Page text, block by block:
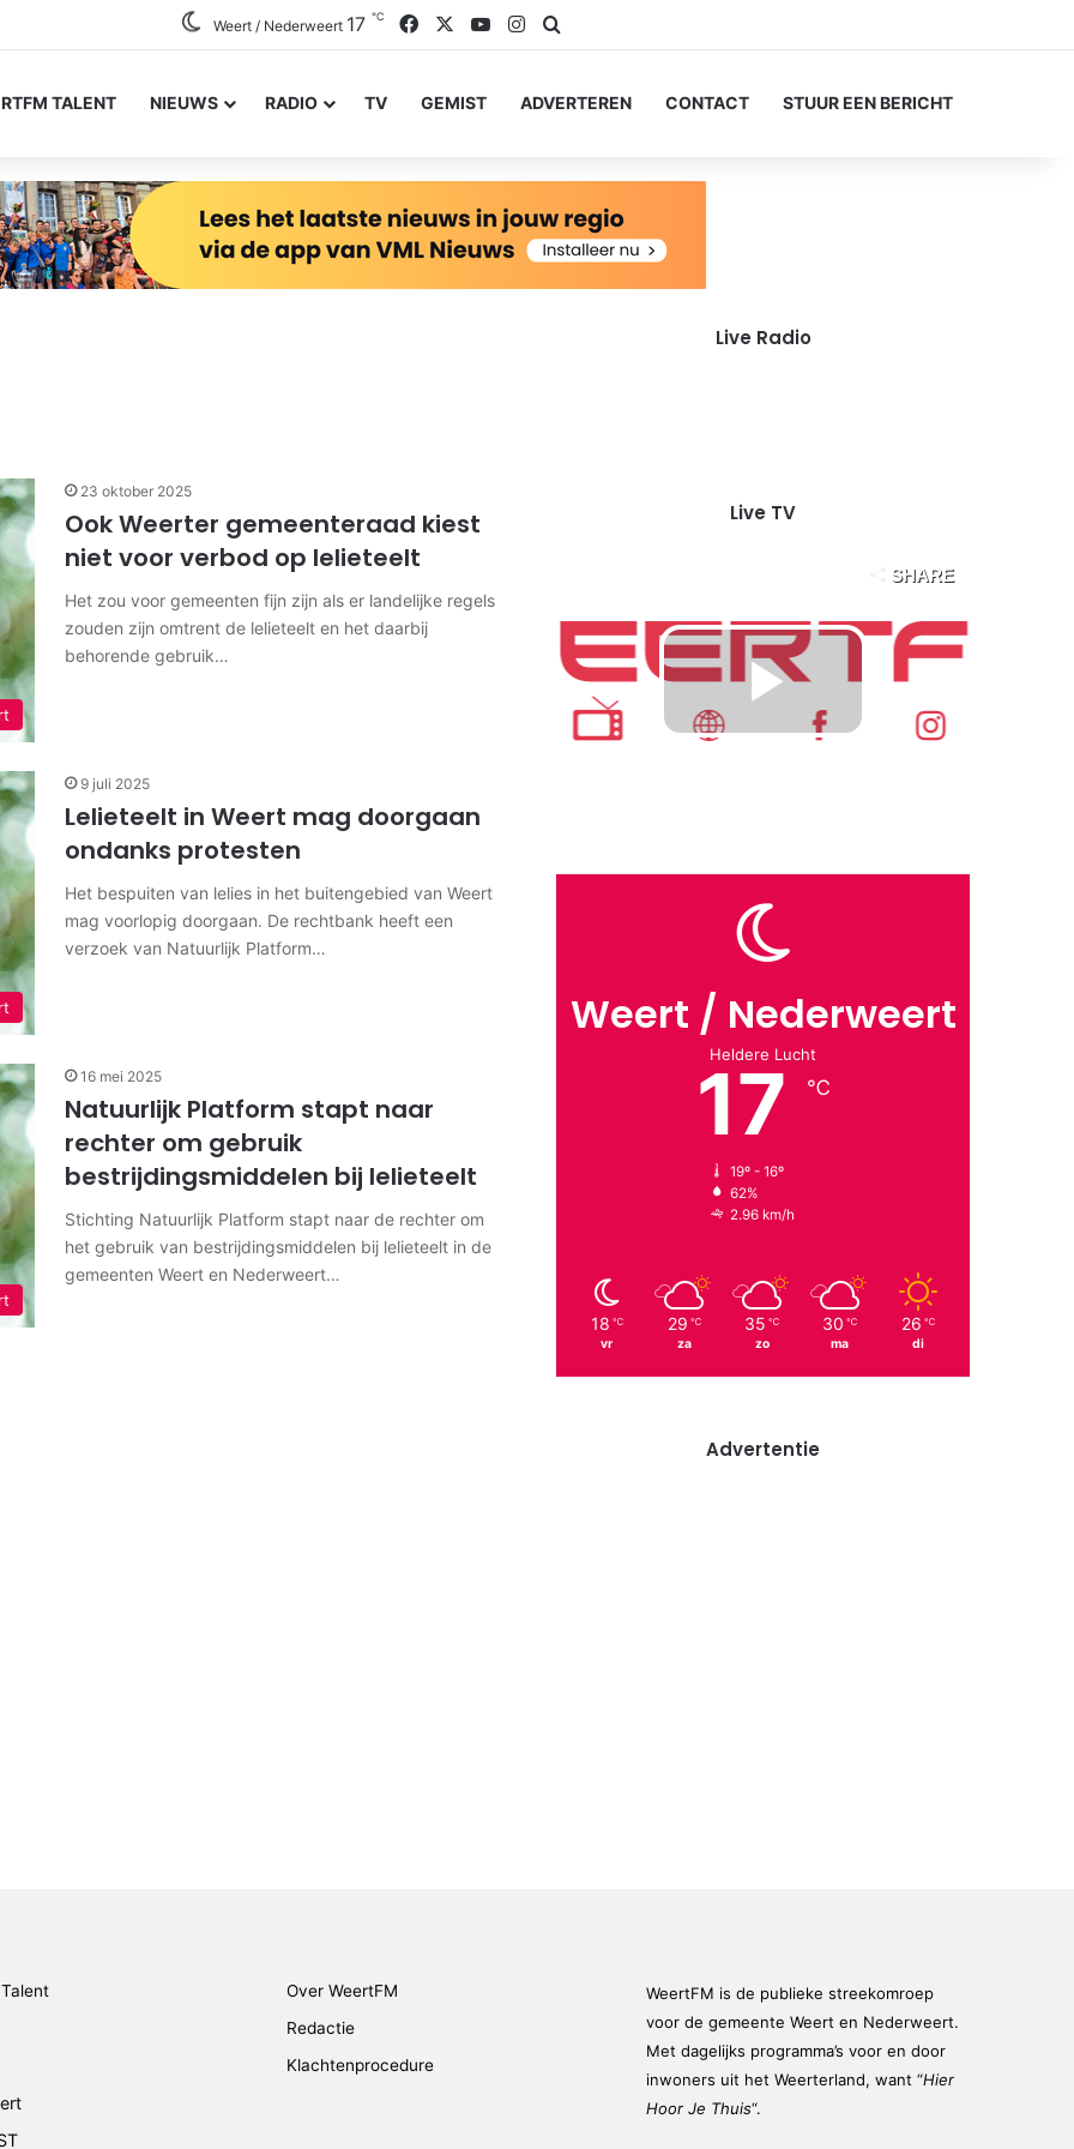
Weert / Nederweert 17 ℃ FacebookYouTubeInstagram
TALENT NIEUWS RADIO TV GEMIST ADVERTEREN CONTACT STUUR EEN BERICHT
23 oktober 2025
Ook Weerter gemeenteraad kiest
niet voor verbod op lelieteelt
Het zou voor gemeenten fijn zijn als er landelijke regels
zouden zijn omtrent de lelieteelt en het daarbij
behorende gebruik…
9 juli 2025
Lelieteelt in Weert mag doorgaan
ondanks protesten
Het bespuiten van lelies in het buitengebied van Weert
mag voorlopig doorgaan. De rechtbank heeft een
verzoek van Natuurlijk Platform…
16 mei 2025
Natuurlijk Platform stapt naar
rechter om gebruik
bestrijdingsmiddelen bij lelieteelt
Stichting Natuurlijk Platform stapt naar de rechter om
het gebruik van bestrijdingsmiddelen bij lelieteelt in de
gemeenten Weert en Nederweert…
Live Radio
Live TV
Weert / Nederweert
Heldere Lucht
17 ℃
19º - 16º
62%
2.96 km/h
18 ℃
vr
29 ℃
za
35 ℃
zo
30 ℃
ma
26 ℃
di
Advertentie
Over WeertFM
Redactie
Klachtenprocedure
WeertFM is de publieke streekomroep
voor de gemeente Weert en Nederweert.
Met dagelijks programma’s voor en door
inwoners uit het Weerterland, want “Hier
Hoor Je Thuis“.